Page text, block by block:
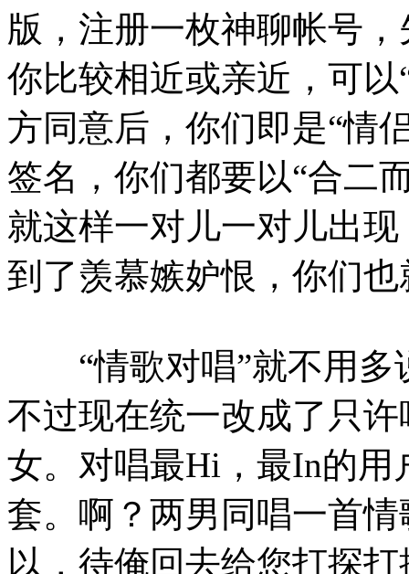
版，注册一枚神聊帐号
你比较相近或亲近，可
方同意后，你们即是“情
签名，你们都要以“合二
就这样一对儿一对儿出
到了羡慕嫉妒恨，你们
“情歌对唱”就不用多
不过现在统一改成了只
女。对唱最Hi，最In的用
套。啊？两男同唱一首
以，待俺回去给您打探